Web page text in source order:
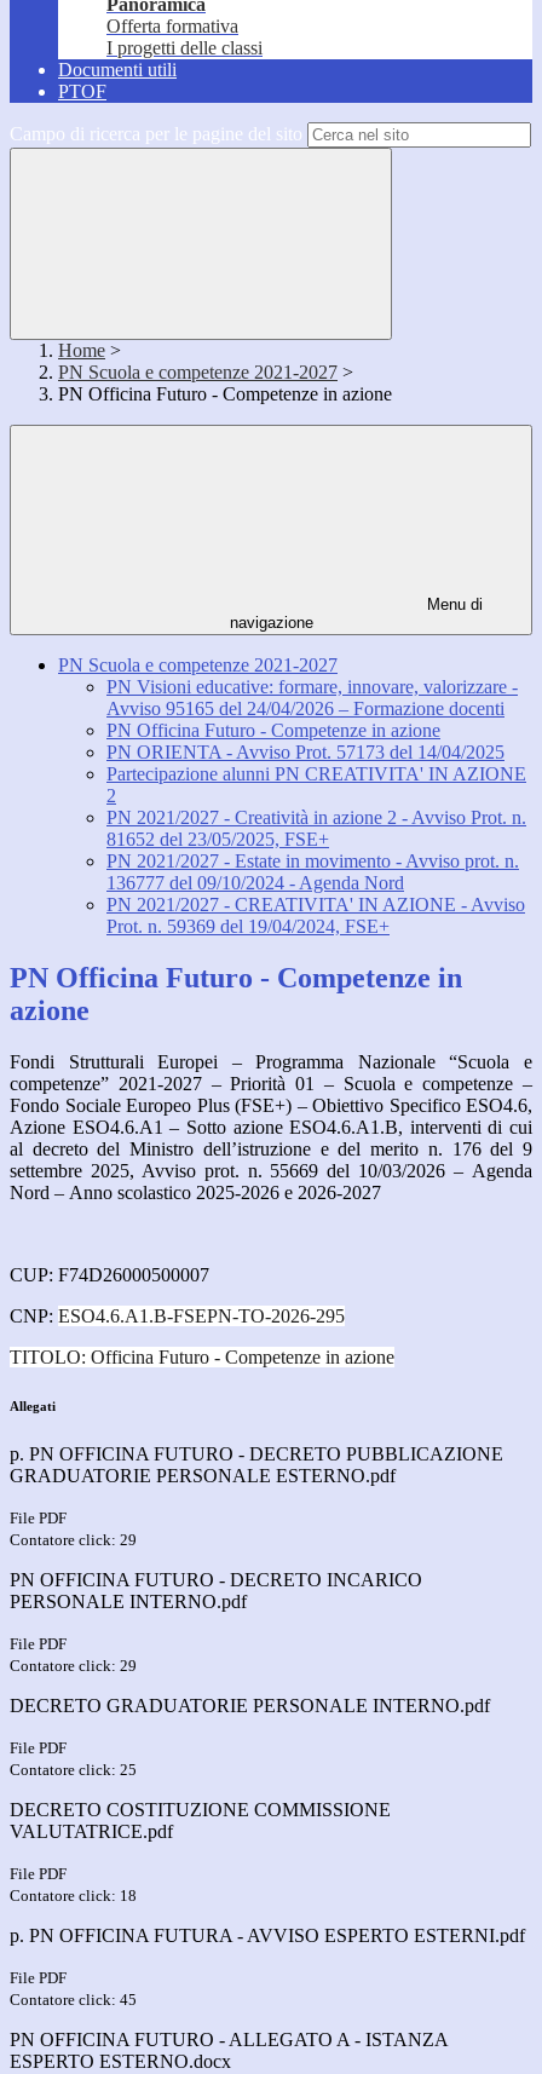
Panoramica
Offerta formativa
I progetti delle classi
Documenti utili
PTOF
Campo di ricerca per le pagine del sito
Home >
PN Scuola e competenze 2021-2027 >
PN Officina Futuro - Competenze in azione
Menu di
navigazione
PN Scuola e competenze 2021-2027
PN Visioni educative: formare, innovare, valorizzare -
Avviso 95165 del 24/04/2026 – Formazione docenti
PN Officina Futuro - Competenze in azione
PN ORIENTA - Avviso Prot. 57173 del 14/04/2025
Partecipazione alunni PN CREATIVITA' IN AZIONE
2
PN 2021/2027 - Creatività in azione 2 - Avviso Prot. n.
81652 del 23/05/2025, FSE+
PN 2021/2027 - Estate in movimento - Avviso prot. n.
136777 del 09/10/2024 - Agenda Nord
PN 2021/2027 - CREATIVITA' IN AZIONE - Avviso
Prot. n. 59369 del 19/04/2024, FSE+
PN Officina Futuro - Competenze in
azione
Fondi Strutturali Europei –Programma Nazionale“Scuola e
competenze” 2021-2027 –Priorità 01 – Scuola e competenze–
Fondo Sociale Europeo Plus (FSE+) – Obiettivo Specifico ESO4.6,
Azione ESO4.6.A1– Sotto azione ESO4.6.A1.B, interventi di cui
al decreto del Ministro dell’istruzione e del merito n. 176 del 9
settembre 2025, Avviso prot. n. 55669 del 10/03/2026– Agenda
Nord – Anno scolastico 2025-2026 e 2026-2027
CUP: F74D26000500007
CNP: ESO4.6.A1.B-FSEPN-TO-2026-295
TITOLO: Officina Futuro - Competenze in azione
Allegati
p. PN OFFICINA FUTURO - DECRETO PUBBLICAZIONE
GRADUATORIE PERSONALE ESTERNO.pdf
File PDF
Contatore click: 29
PN OFFICINA FUTURO - DECRETO INCARICO
PERSONALE INTERNO.pdf
File PDF
Contatore click: 29
DECRETO GRADUATORIE PERSONALE INTERNO.pdf
File PDF
Contatore click: 25
DECRETO COSTITUZIONE COMMISSIONE
VALUTATRICE.pdf
File PDF
Contatore click: 18
p. PN OFFICINA FUTURA - AVVISO ESPERTO ESTERNI.pdf
File PDF
Contatore click: 45
PN OFFICINA FUTURO - ALLEGATO A - ISTANZA
ESPERTO ESTERNO.docx